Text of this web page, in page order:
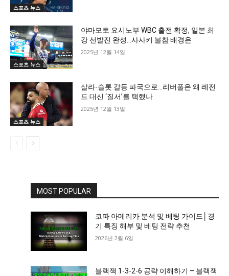
스포츠 뉴스
스포츠 뉴스
야마모토 요시노부 WBC 출전 확정, 일본 최
강 선발진 완성…사사키 불참 배경은
2025년 12월 14일
스포츠 뉴스
살라-슬롯 갈등 파국으로…리버풀은 왜 레전
드 대신 ‘질서’를 택했나
2025년 12월 13일
MOST POPULAR
코파 아메리카 분석 및 베팅 가이드│경
기 특징 해부 및 베팅 전략 추천
2026년 2월 6일
블랙잭 1-3-2-6 공략 이해하기 – 블랙잭